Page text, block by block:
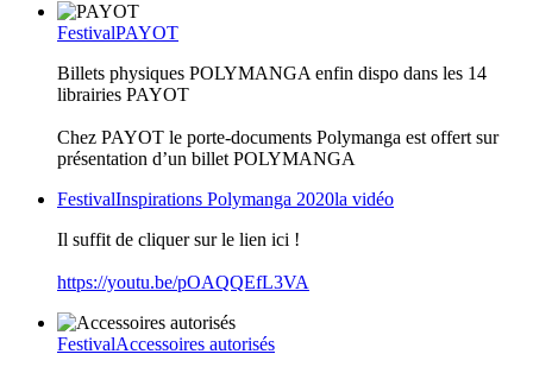
FestivalPAYOT
Billets physiques POLYMANGA enfin dispo dans les 14
librairies PAYOT
Chez PAYOT le porte-documents Polymanga est offert sur
présentation d’un billet POLYMANGA
FestivalInspirations Polymanga 2020la vidéo
Il suffit de cliquer sur le lien ici !
https://youtu.be/pOAQQEfL3VA
FestivalAccessoires autorisés